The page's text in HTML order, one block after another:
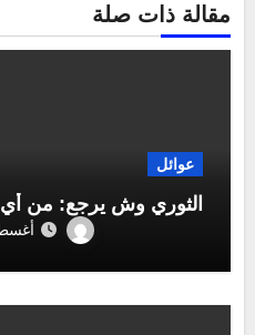
مقالة ذات صلة
عوائل
الثوري وش يرجع: من أي
أغسطس